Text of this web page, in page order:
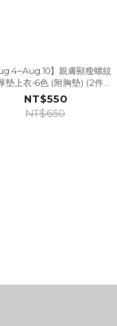
】親膚顯瘦螺紋
墊上衣-6色 (附胸墊) (2件折
$50)
NT$550
NT$650